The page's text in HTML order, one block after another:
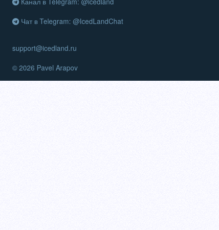
Чат в Telegram: @IcedLandChat
support@icedland.ru
© 2026 Pavel Arapov